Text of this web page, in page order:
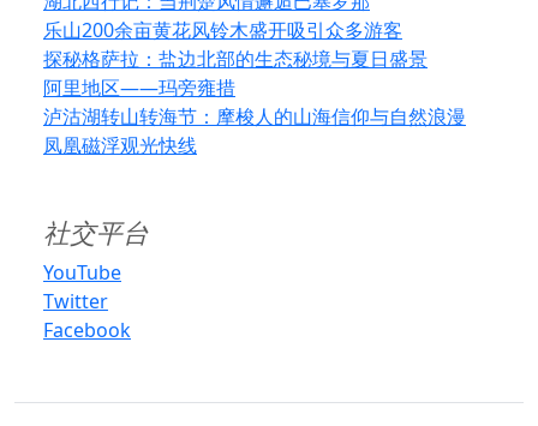
乐山200余亩黄花风铃木盛开吸引众多游客
探秘格萨拉：盐边北部的生态秘境与夏日盛景
阿里地区——玛旁雍措
泸沽湖转山转海节：摩梭人的山海信仰与自然浪漫
凤凰磁浮观光快线
社交平台
YouTube
Twitter
Facebook